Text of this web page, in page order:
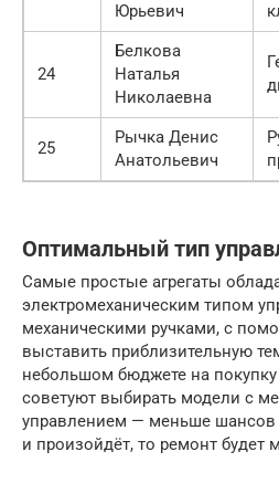
Юрьевич
24
Белкова
Наталья
Николаевна
25
Рычка Денис
Анатольевич
Оптимальный тип
Самые простые агрегаты
электромеханическим типом
механическими ручками, с
выставить приблизительную
небольшом бюджете на
советуют выбирать модели с
управлением — меньше шансов
и произойдёт, то ремонт будет